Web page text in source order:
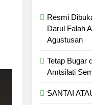
Resmi
Darul Falah
Agustusan
Tetap Bugar
Amtsilati
SANTAI